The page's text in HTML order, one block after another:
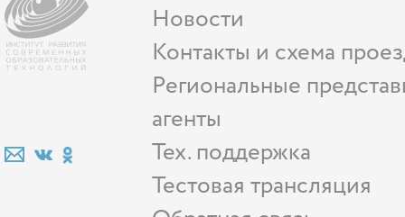
Новости
Контакты и схема
Региональные
агенты
Тех. поддержка
Тестовая трансляция